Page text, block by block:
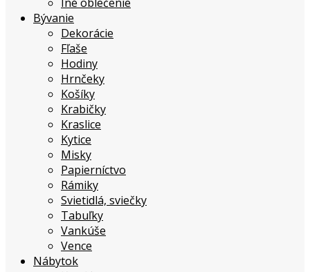
Bývanie
Dekorácie
Fľaše
Hodiny
Hrnčeky
Košíky
Krabičky
Kraslice
Kytice
Misky
Papierníctvo
Rámiky
Svietidlá, sviečky
Tabuľky
Vankúše
Vence
Nábytok